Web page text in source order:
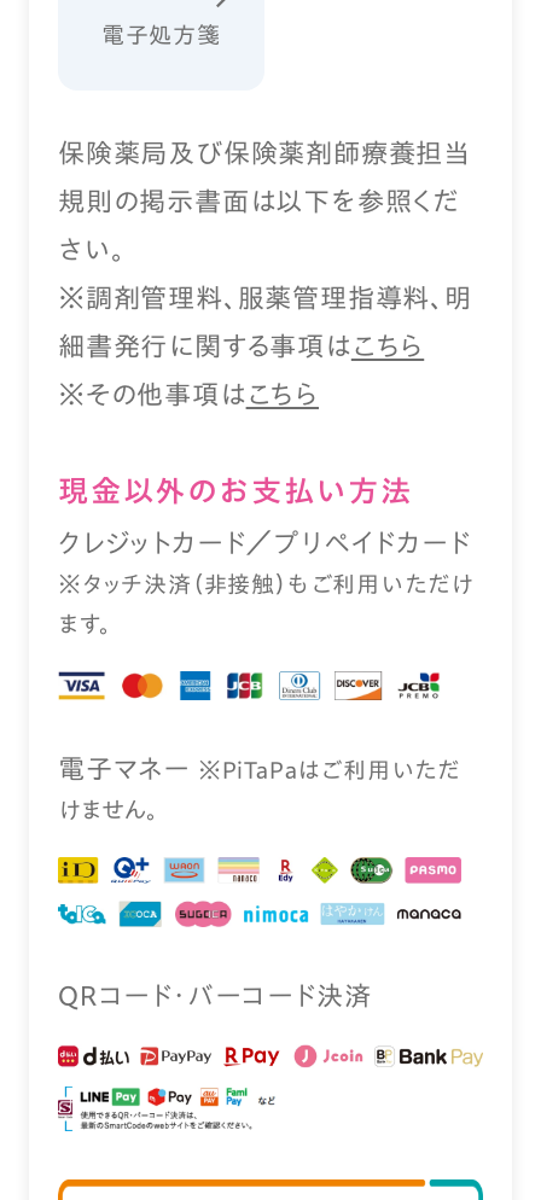
電子処方箋
保険薬局及び保険薬剤師療養担当
規則の掲示書面は以下を参照くだ
さい。
※調剤管理料、服薬管理指導料、明
細書発行に関する事項は こちら
※その他事項は こちら
現⾦以外のお⽀払い⽅法
クレジットカード／プリペイドカード
※タッチ決済（⾮接触）もご利⽤いただけ
ます。
電⼦マネー ※PiTaPaはご利⽤いただ
けません。
QRコード・バーコード決済